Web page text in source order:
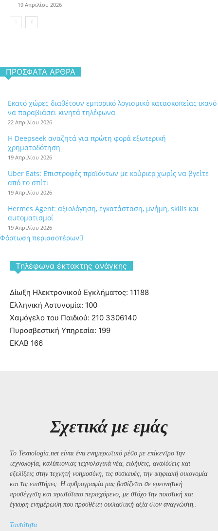
19 Απριλίου 2026
ΠΡΌΣΦΑΤΑ ΆΡΘΡΑ
Εκατό χώρες διαθέτουν εμπορικό λογισμικό κατασκοπείας ικανό
να παραβιάσει κινητά τηλέφωνα
22 Απριλίου 2026
Η Deepseek αναζητά για πρώτη φορά εξωτερική
χρηματοδότηση
19 Απριλίου 2026
Uber Eats: Επιστροφές προϊόντων με κούριερ χωρίς να βγείτε
από το σπίτι
19 Απριλίου 2026
Hermes Agent: αξιολόγηση, εγκατάσταση, μνήμη, skills και
αυτοματισμοί
19 Απριλίου 2026
Φόρτωση περισσοτέρων
Tηλέφωνα έκτακτης ανάγκης
Δίωξη Ηλεκτρονικού Εγκλήματος: 11188
Ελληνική Αστυνομία: 100
Χαμόγελο του Παιδιού: 210 3306140
Πυροσβεστική Υπηρεσία: 199
ΕΚΑΒ 166
Σχετικά με εμάς
Το Texnologia.net είναι ένα ενημερωτικό μέσο με επίκεντρο την
τεχνολογία, καλύπτοντας τεχνολογικά νέα, ειδήσεις, αναλύσεις και
εξελίξεις στην τεχνητή νοημοσύνη, τις συσκευές, την ψηφιακή οικονομία
και τις επιστήμες. Η αρθρογραφία μας βασίζεται σε ερευνητική
προσέγγιση και πρωτότυπο περιεχόμενο, με στόχο την ποιοτική και
έγκυρη ενημέρωση που προσθέτει ουσιαστική αξία στον αναγνώστη..
Ταυτότητα